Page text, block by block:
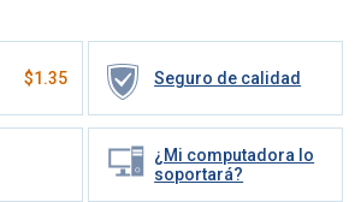
$1.35 Seguro de calidad
¿Mi computadora lo
soportará?